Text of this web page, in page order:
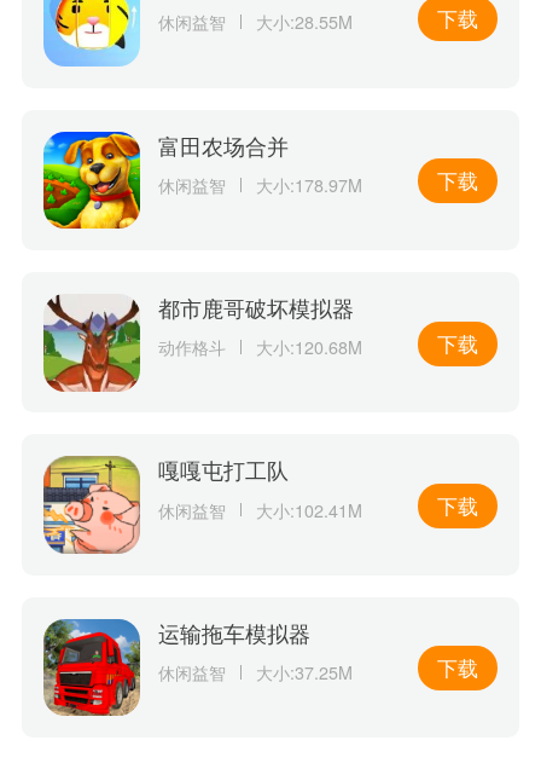
休闲益智 大小:28.55M 下载
富田农场合并
休闲益智 大小:178.97M 下载
都市鹿哥破坏模拟器
动作格斗 大小:120.68M 下载
嘎嘎屯打工队
休闲益智 大小:102.41M 下载
运输拖车模拟器
休闲益智 大小:37.25M 下载